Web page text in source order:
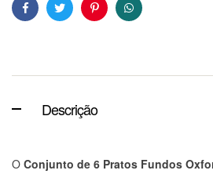
FacebookTwitterPinterestWhatsApp
Descrição
O Conjunto de 6 Pratos Fundos